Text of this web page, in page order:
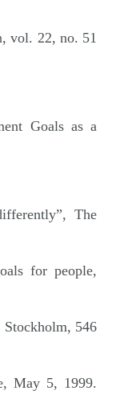
vol. 22, no. 51
Goals as a
The
for people,
Stockholm, 546
May 5, 1999.